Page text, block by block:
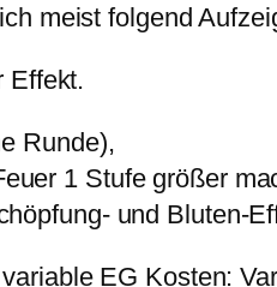
meist folgend
Effekt.
Runde),
1 Stufe größer
und Bluten-
EG Kosten: